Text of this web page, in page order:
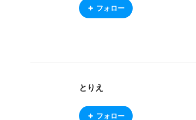
フォロー
とりえ
フォロー